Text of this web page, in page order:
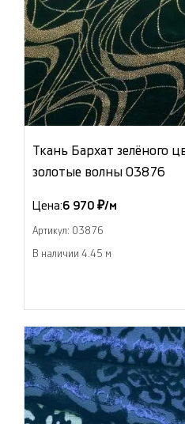
Ткань Бархат зелёного
золотые волны 03876
Цена:6 970 ₽/м
Артикул: 03876
В наличии 4.45 м